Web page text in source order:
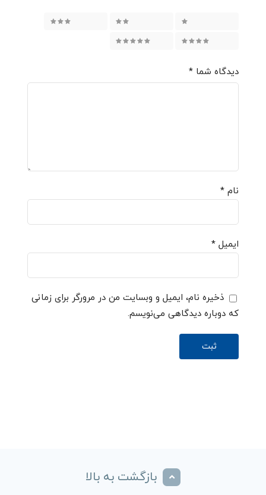
دیدگاه شما *
نام *
ایمیل *
ذخیره نام، ایمیل و وبسایت من در مرورگر برای زمانی
که دوباره دیدگاهی می‌نویسم.
بازگشت به بالا